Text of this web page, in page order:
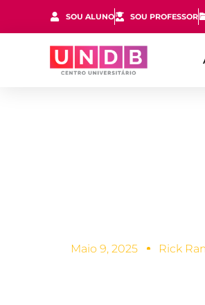
SOU ALUNO SOU PROFESSOR
Maio 9, 2025 Rick